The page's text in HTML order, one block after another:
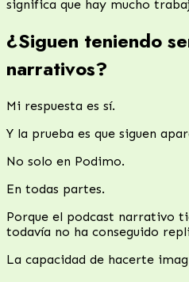
significa que hay mucho
¿Siguen teniendo
narrativos?
Mi respuesta es sí.
Y la prueba es que siguen
No solo en Podimo.
En todas partes.
Porque el podcast narrativo
todavía no ha conseguido
La capacidad de hacerte